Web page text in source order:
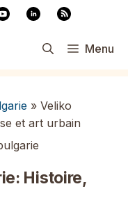
Menu
» Veliko
et art urbain
Histoire,